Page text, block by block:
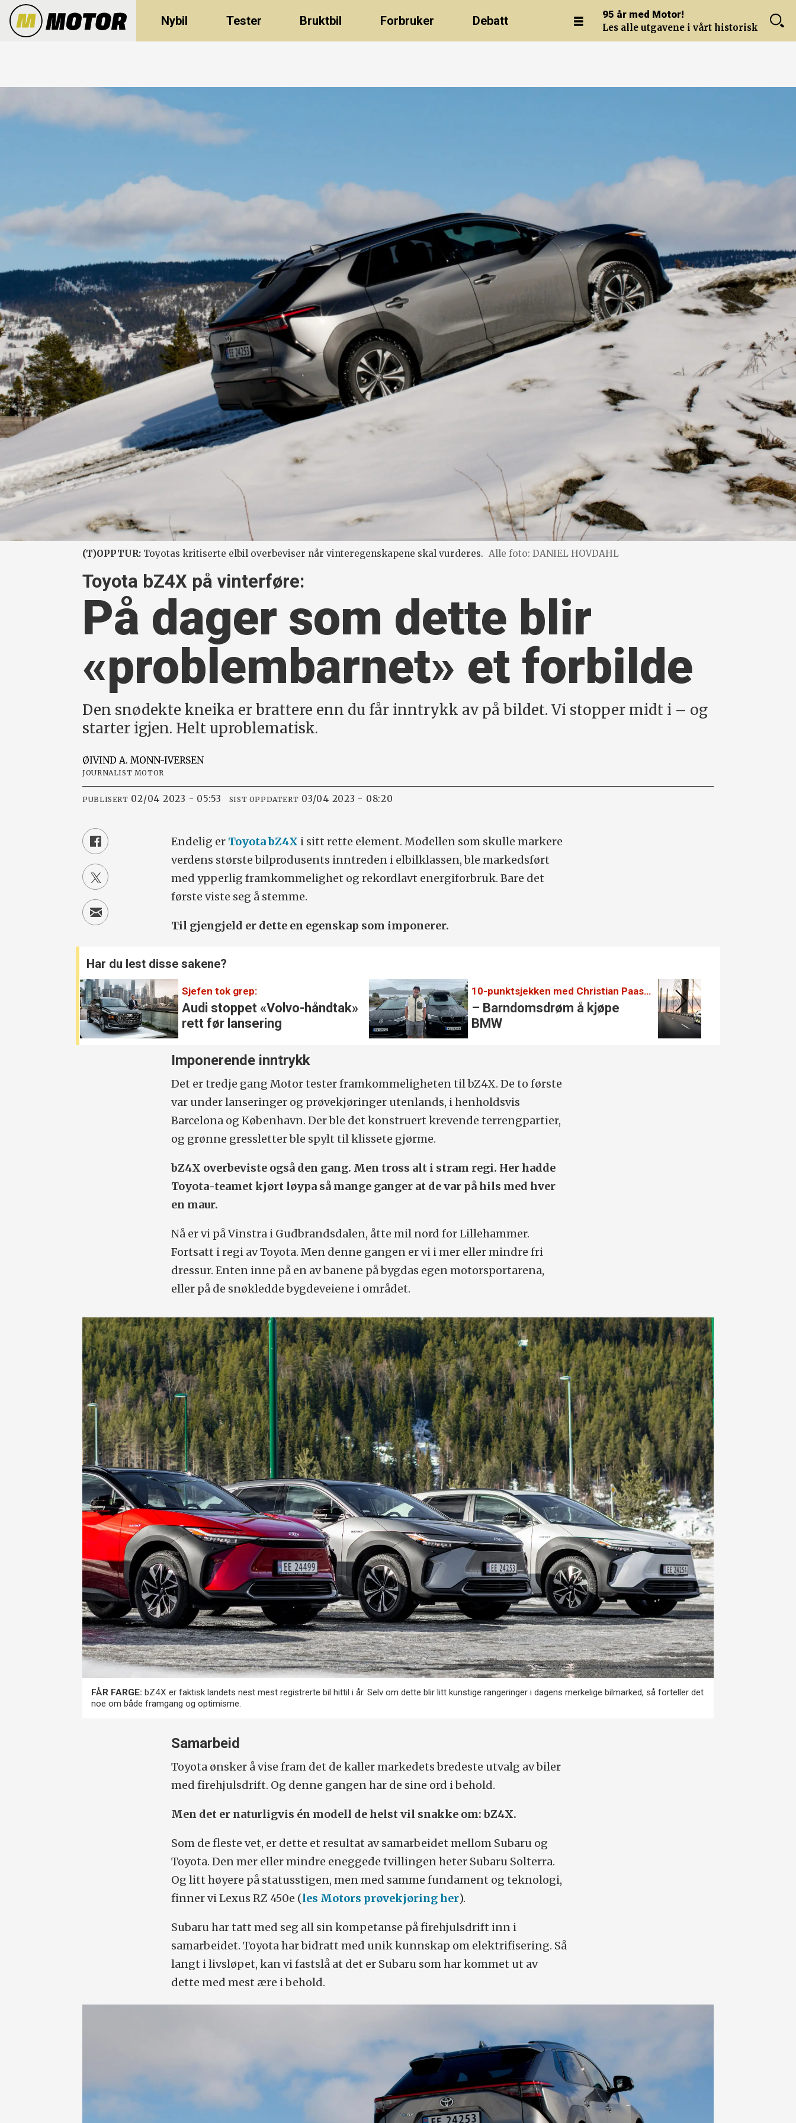
Nybil Tester Bruktbil Forbruker Debatt 95 år med Motor!
Les alle utgavene i vårt historiske arkiv.
(T)OPPTUR: Toyotas kritiserte elbil overbeviser når vinteregenskapene skal vurderes. Alle foto: DANIEL HOVDAHL
Toyota bZ4X på vinterføre:
På dager som dette blir
«problem­­barnet» et forbilde
Den snødekte kneika er brattere enn du får inntrykk av på bildet. Vi stopper midt i – og
starter igjen. Helt uproblematisk.
ØIVIND A. MONN-IVERSEN
JOURNALIST MOTOR
PUBLISERT 02/04 2023 - 05:53 SIST OPPDATERT 03/04 2023 - 08:20
Endelig er Toyota bZ4X i sitt rette element. Modellen som skulle markere
verdens største bilprodusents inntreden i elbilklassen, ble markedsført
med ypperlig framkommelighet og rekordlavt energiforbruk. Bare det
første viste seg å stemme.
Til gjengjeld er dette en egenskap som imponerer.
Har du lest disse sakene?
Sjefen tok grep:
Audi stoppet «Volvo-håndtak»
rett før lansering
10-punktsjekken med Christian Paasche:
– Barndoms­drøm å kjøpe
BMW
Imponerende inntrykk
Det er tredje gang Motor tester framkommeligheten til bZ4X. De to første
var under lanseringer og prøvekjøringer utenlands, i henholdsvis
Barcelona og København. Der ble det konstruert krevende terrengpartier,
og grønne gressletter ble spylt til klissete gjørme.
bZ4X overbeviste også den gang. Men tross alt i stram regi. Her hadde
Toyota-teamet kjørt løypa så mange ganger at de var på hils med hver
en maur.
Nå er vi på Vinstra i Gudbrandsdalen, åtte mil nord for Lillehammer.
Fortsatt i regi av Toyota. Men denne gangen er vi i mer eller mindre fri
dressur. Enten inne på en av banene på bygdas egen motorsportarena,
eller på de snøkledde bygdeveiene i området.
FÅR FARGE:bZ4X er faktisk landets nest mest registrerte bil hittil i år. Selv om dette blir litt kunstige rangeringer i dagens merkelige bilmarked, så forteller det
noe om både framgang og optimisme.
Samarbeid
Toyota ønsker å vise fram det de kaller markedets bredeste utvalg av biler
med firehjulsdrift. Og denne gangen har de sine ord i behold.
Men det er naturligvis én modell de helst vil snakke om: bZ4X.
Som de fleste vet, er dette et resultat av samarbeidet mellom Subaru og
Toyota. Den mer eller mindre eneggede tvillingen heter Subaru Solterra.
Og litt høyere på statusstigen, men med samme fundament og teknologi,
finner vi Lexus RZ 450e (les Motors prøvekjøring her).
Subaru har tatt med seg all sin kompetanse på firehjulsdrift inn i
samarbeidet. Toyota har bidratt med unik kunnskap om elektrifisering. Så
langt i livsløpet, kan vi fastslå at det er Subaru som har kommet ut av
dette med mest ære i behold.